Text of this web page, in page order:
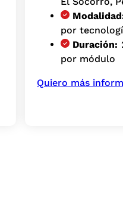
por
Duración:
por módulo
Quiero más